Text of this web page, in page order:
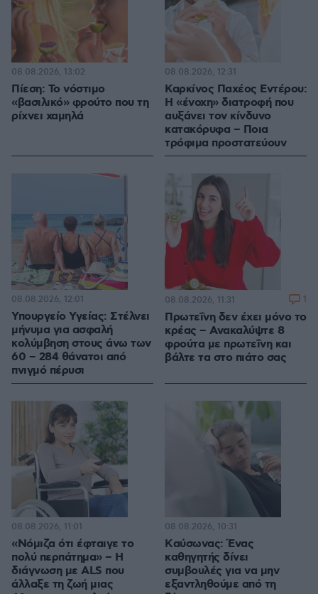
Πίεση: Το νόστιμο
«βασιλικό» φρούτο που τη
ρίχνει χαμηλά
08.08.2026, 13:02
Καρκίνος Παχέος Εντέρου:
Η «ένοχη» διατροφή που
αυξάνει τον κίνδυνο
κατακόρυφα – Ποια
τρόφιμα προστατεύουν
08.08.2026, 12:31
Υπουργείο Υγείας: Στέλνει
μήνυμα για ασφαλή
κολύμβηση στους άνω των
60 – 284 θάνατοι από
πνιγμό πέρυσι
08.08.2026, 12:01
Πρωτεΐνη δεν έχει μόνο το
κρέας – Ανακαλύψτε 8
φρούτα με πρωτεΐνη και
βάλτε τα στο πιάτο σας
08.08.2026, 11:31 1
«Νόμιζα ότι έφταιγε το
πολύ περπάτημα» – Η
διάγνωση με ALS που
άλλαξε τη ζωή μιας
08.08.2026, 11:01
Kαύσωνας: Ένας
καθηγητής δίνει
συμβουλές για να μην
εξαντληθούμε από τη
08.08.2026, 10:31